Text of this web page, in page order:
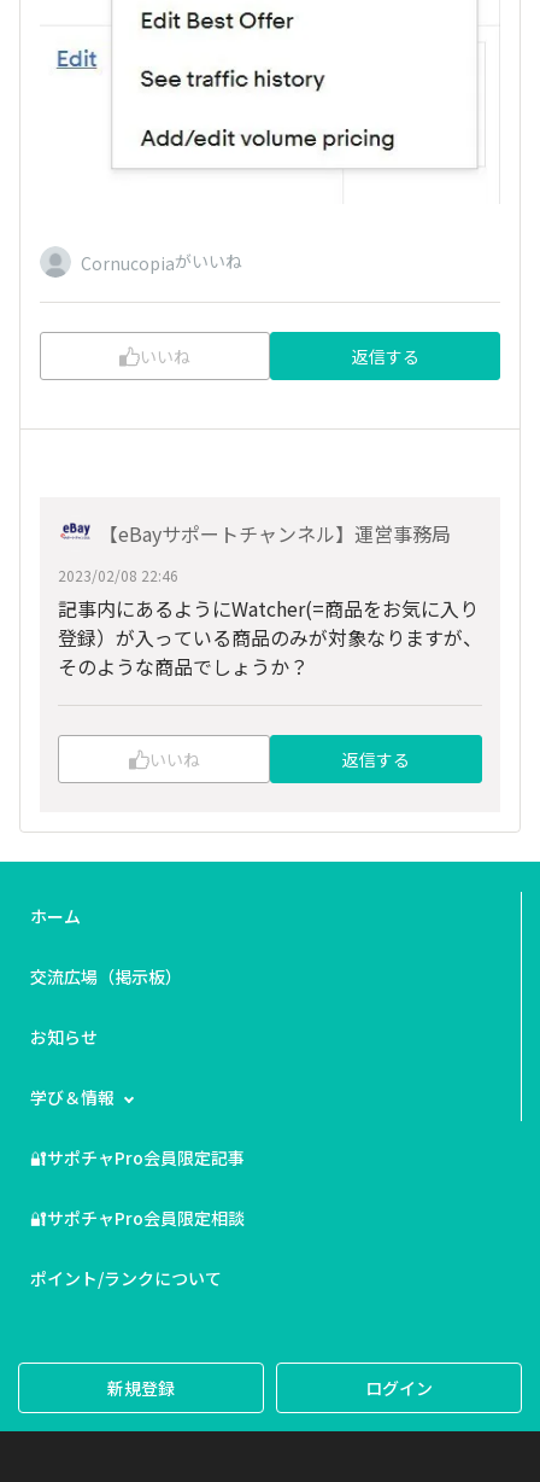
Cornucopiaがいいね
いいね 返信する
【eBayサポートチャンネル】運営事務局
2023/02/08 22:46
記事内にあるようにWatcher(=商品をお気に入り
登録）が入っている商品のみが対象なりますが、
そのような商品でしょうか？
いいね 返信する
ホーム
交流広場（掲示板）
お知らせ
学び＆情報
🔐サポチャPro会員限定記事
🔐サポチャPro会員限定相談
ポイント/ランクについて
新規登録 ログイン